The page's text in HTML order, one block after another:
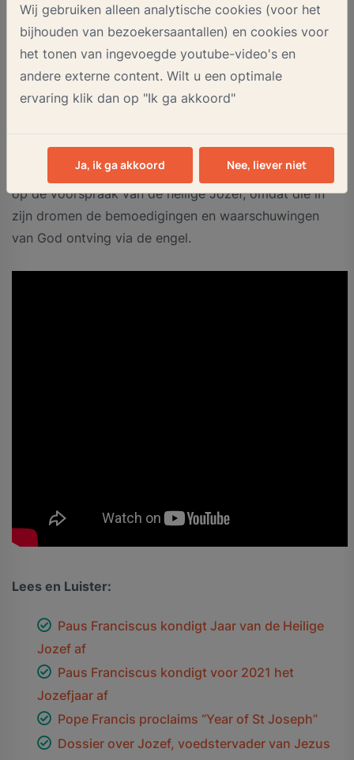
Wij gebruiken alleen analytische cookies (voor het
bijhouden van bezoekersaantallen) en cookies voor
het tonen van ingevoegde youtube-video's en
andere externe content. Wilt u een optimale
ervaring klik dan op "Ik ga akkoord"
Ja, ik ga akkoord Nee, liever niet
Slapende Jozef
We kennen Jozef allemaal als een actieve man, die
werkte of op reis was met Maria, maar vooral in haar
schaduw stond. Er bestaat ook een beeld van de
Slapende Jozef. Paus Franciscus legt elke avond voor
briefje, bij de Slapende Jozef neer. Dat heeft een
speciale betekenis. Zo kunnen we allemaal vertrouwen
op de voorspraak van de heilige Jozef, omdat die in
zijn dromen de bemoedigingen en waarschuwingen
van God ontving via de engel.
Lees en Luister:
Paus Franciscus kondigt Jaar van de Heilige
Jozef af
Paus Franciscus kondigt voor 2021 het
Jozefjaar af
Pope Francis proclaims “Year of St Joseph”
Dossier over Jozef, voedstervader van Jezus